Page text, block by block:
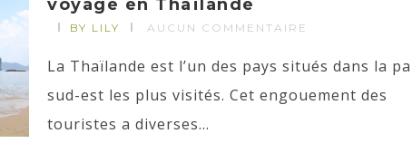
voyage en Thaïlande
BY LILY AUCUN COMMENTAIRE
La Thaïlande est l’un des pays situés dans la
sud-est les plus visités. Cet engouement des
touristes a diverses...